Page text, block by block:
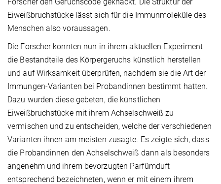
Forscher den Geruchscode geknackt. Die Struktur der
Eiweißbruchstücke lässt sich für die Immunmoleküle des
Menschen also voraussagen.
Die Forscher konnten nun in ihrem aktuellen Experiment
die Bestandteile des Körpergeruchs künstlich herstellen
und auf Wirksamkeit überprüfen, nachdem sie die Art der
Immungen-Varianten bei Probandinnen bestimmt hatten.
Dazu wurden diese gebeten, die künstlichen
Eiweißbruchstücke mit ihrem Achselschweiß zu
vermischen und zu entscheiden, welche der verschiedenen
Varianten ihnen am meisten zusagte. Es zeigte sich, dass
die Probandinnen den Achselschweiß dann als besonders
angenehm und ihrem bevorzugten Parfümduft
entsprechend bezeichneten, wenn er mit einem ihrem